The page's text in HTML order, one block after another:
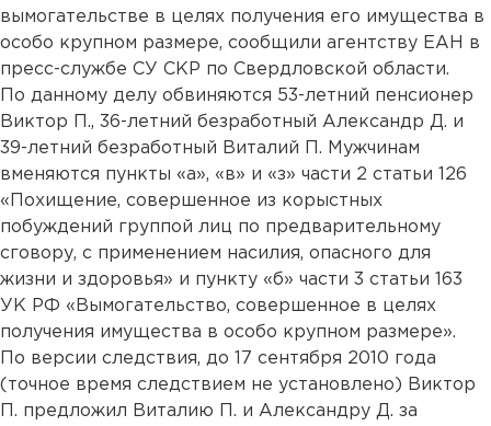
вымогательстве в целях получения его имущества в
особо крупном размере, сообщили агентству ЕАН в
пресс-службе СУ СКР по Свердловской области.
По данному делу обвиняются 53-летний пенсионер
Виктор П., 36-летний безработный Александр Д. и
39-летний безработный Виталий П. Мужчинам
вменяются пункты «а», «в» и «з» части 2 статьи 126
«Похищение, совершенное из корыстных
побуждений группой лиц по предварительному
сговору, с применением насилия, опасного для
жизни и здоровья» и пункту «б» части 3 статьи 163
УК РФ «Вымогательство, совершенное в целях
получения имущества в особо крупном размере».
По версии следствия, до 17 сентября 2010 года
(точное время следствием не установлено) Виктор
П. предложил Виталию П. и Александру Д. за